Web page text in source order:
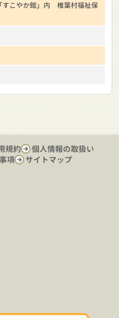
すこやか館」内 椎葉村福祉保
規約
個人情報の取扱い
項
サイトマップ